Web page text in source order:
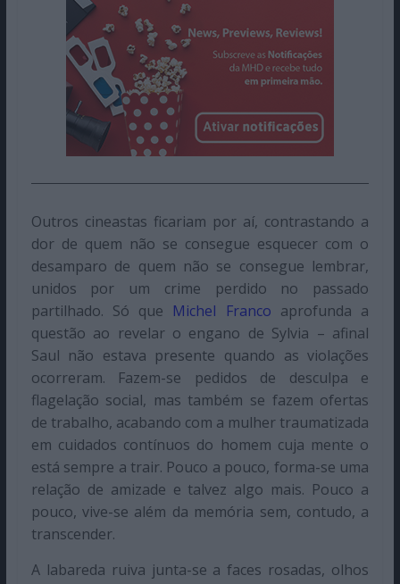
Outros cineastas ficariam por aí, contrastando a
dor de quem não se consegue esquecer com o
desamparo de quem não se consegue lembrar,
unidos por um crime perdido no passado
partilhado. Só que Michel Franco aprofunda a
questão ao revelar o engano de Sylvia – afinal
Saul não estava presente quando as violações
ocorreram. Fazem-se pedidos de desculpa e
flagelação social, mas também se fazem ofertas
de trabalho, acabando com a mulher traumatizada
em cuidados contínuos do homem cuja mente o
está sempre a trair. Pouco a pouco, forma-se uma
relação de amizade e talvez algo mais. Pouco a
pouco, vive-se além da memória sem, contudo, a
transcender.
A labareda ruiva junta-se a faces rosadas, olhos